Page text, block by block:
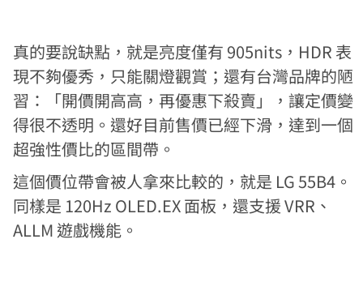
真的要說缺點，就是亮度僅有 905nits，HDR 表
現不夠優秀，只能關燈觀賞；還有台灣品牌的陋
習：「開價開高高，再優惠下殺賣」，讓定價變
得很不透明。還好目前售價已經下滑，達到一個
超強性價比的區間帶。
這個價位帶會被人拿來比較的，就是 LG 55B4。
同樣是 120Hz OLED.EX 面板，還支援 VRR、
ALLM 遊戲機能。